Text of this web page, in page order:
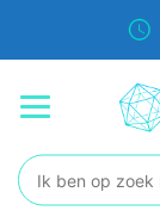
Zoeken: